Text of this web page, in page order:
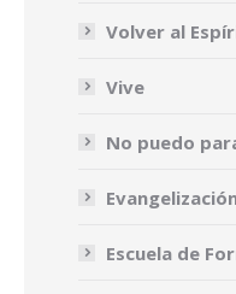
Volver al
Vive
No puedo
Escuela de